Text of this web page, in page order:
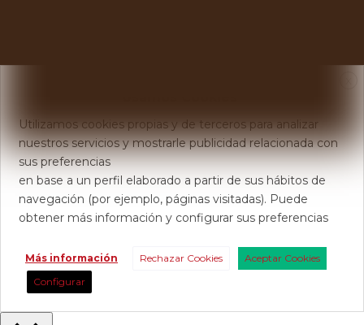
Utilizamos cookies propias y de terceros para analizar
nuestros servicios y mostrarle publicidad relacionada con
sus preferencias
en base a un perfil elaborado a partir de sus hábitos de
navegación (por ejemplo, páginas visitadas). Puede
obtener más información y configurar sus preferencias
Más información Rechazar Cookies
Aceptar Cookies
Configurar